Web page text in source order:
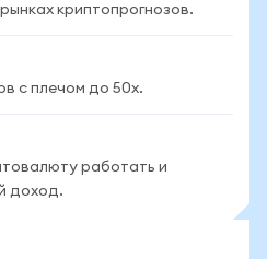
криптопрогнозов.
с плечом до 50x.
работать и
доход.